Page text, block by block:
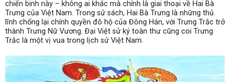
chiến binh này – không ai khác mà chính là giai thoại về Hai Bà
Trưng của Việt Nam. Trong sử sách, Hai Bà Trưng là những thủ
lĩnh chống lại chính quyền đô hộ của Đông Hán, với Trưng Trắc trở
thành Trưng Nữ Vương. Đại Việt sử ký toàn thư cũng coi Trưng
Trắc là một vị vua trong lịch sử Việt Nam.